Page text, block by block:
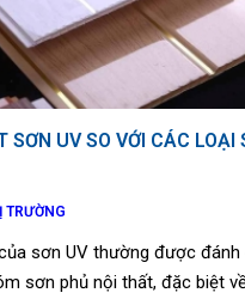
SƠN UV SO VỚI CÁC LOẠI
TRƯỜNG
sơn UV thường được đánh
sơn phủ nội thất, đặc biệt